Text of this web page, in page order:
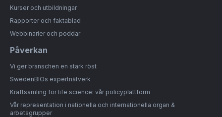
Kurser och utbildningar
Rapporter och faktablad
Webbinarier och poddar
Påverkan
Vi ger branschen en stark röst
SwedenBIOs expertnätverk
Kraftsamling för life science: vår policyplattform
Vår representation i nationella och internationella organ &
arbetsgrupper